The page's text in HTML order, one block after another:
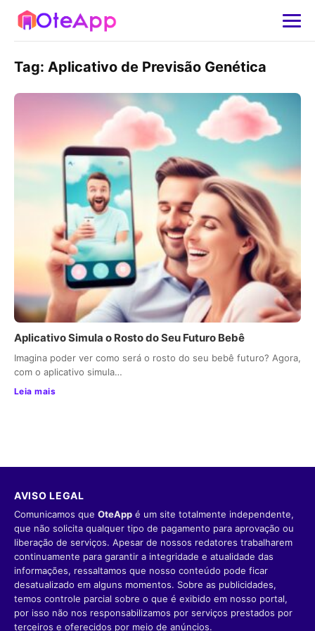
Tag: Aplicativo de Previsão Genética
Aplicativo Simula o Rosto do Seu Futuro Bebê
Imagina poder ver como será o rosto do seu bebê futuro? Agora,
com o aplicativo simula…
Leia mais
AVISO LEGAL
Comunicamos que OteApp é um site totalmente independente,
que não solicita qualquer tipo de pagamento para aprovação ou
liberação de serviços. Apesar de nossos redatores trabalharem
continuamente para garantir a integridade e atualidade das
informações, ressaltamos que nosso conteúdo pode ficar
desatualizado em alguns momentos. Sobre as publicidades,
temos controle parcial sobre o que é exibido em nosso portal,
por isso não nos responsabilizamos por serviços prestados por
terceiros e oferecidos por meio de anúncios.